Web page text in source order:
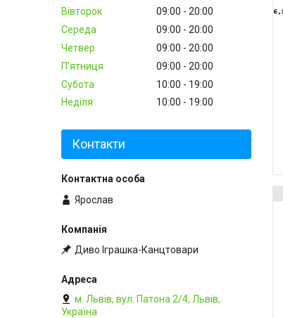
Вівторок
09:00
20:00
Середа
09:00
20:00
Четвер
09:00
20:00
Пʼятниця
09:00
20:00
Субота
10:00
19:00
Неділя
10:00 19:00
Контакти
Ярослав
Диво Іграшка-Канцтовари
м. Львів, вул. Патона 2/4, Львів,
Україна